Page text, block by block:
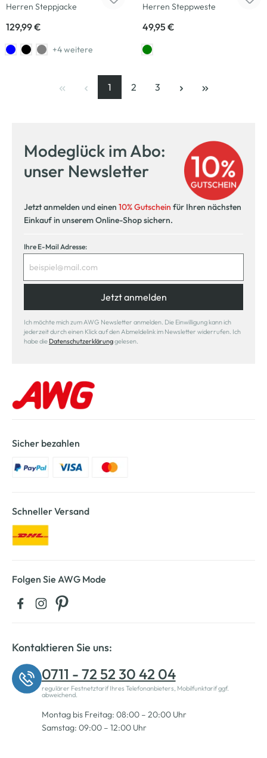
Herren Steppjacke
129,99 €
+4 weitere
Herren Steppweste
49,95 €
Seite
1
, aktuelle Seite
Seite
2
Seite
3
Modeglück im Abo:
unser Newsletter
Jetzt anmelden und einen 10% Gutschein für Ihren nächsten
Einkauf in unserem Online-Shop sichern.
Ihre E-Mail Adresse:
Jetzt anmelden
Ich möchte mich zum AWG Newsletter anmelden. Die Einwilligung kann ich
jederzeit durch einen Klick auf den Abmeldelink im Newsletter widerrufen. Ich
habe die Datenschutzerklärunggelesen.
Sicher bezahlen
Schneller Versand
Folgen Sie AWG Mode
Kontaktieren Sie uns:
0711 - 72 52 30 42 04
regulärer Festnetztarif Ihres Telefonanbieters, Mobilfunktarif ggf.
abweichend.
Montag bis Freitag: 08:00 – 20:00 Uhr
Samstag: 09:00 – 12:00 Uhr